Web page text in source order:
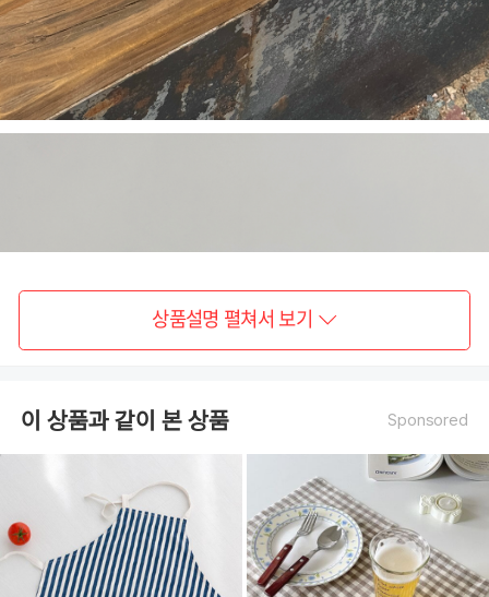
상품설명 펼쳐서 보기
이 상품과 같이 본 상품 Sponsored